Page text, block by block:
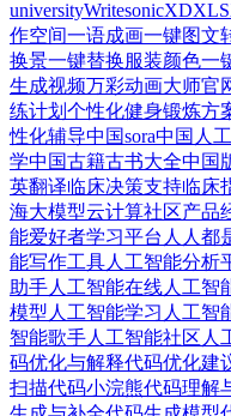
universityWritesonicXDXLS
作空间一语成画一键图文
换景一键替换服装颜色一
生成视频万彩动画大师官
练计划 个性化健身锻炼方
性化辅导中国sora中国人
学中国古籍古书大全中国
英翻译临床决策支持临床
海大模型云计算社区产品
能爱好者学习平台 人人都
能写作工具人工智能分析
助手人工智能在线人工智
模型 人工智能学习 人工智
智能歌手人工智能社区 人
码优化与解释代码优化建
扫描代码小浣熊代码理解